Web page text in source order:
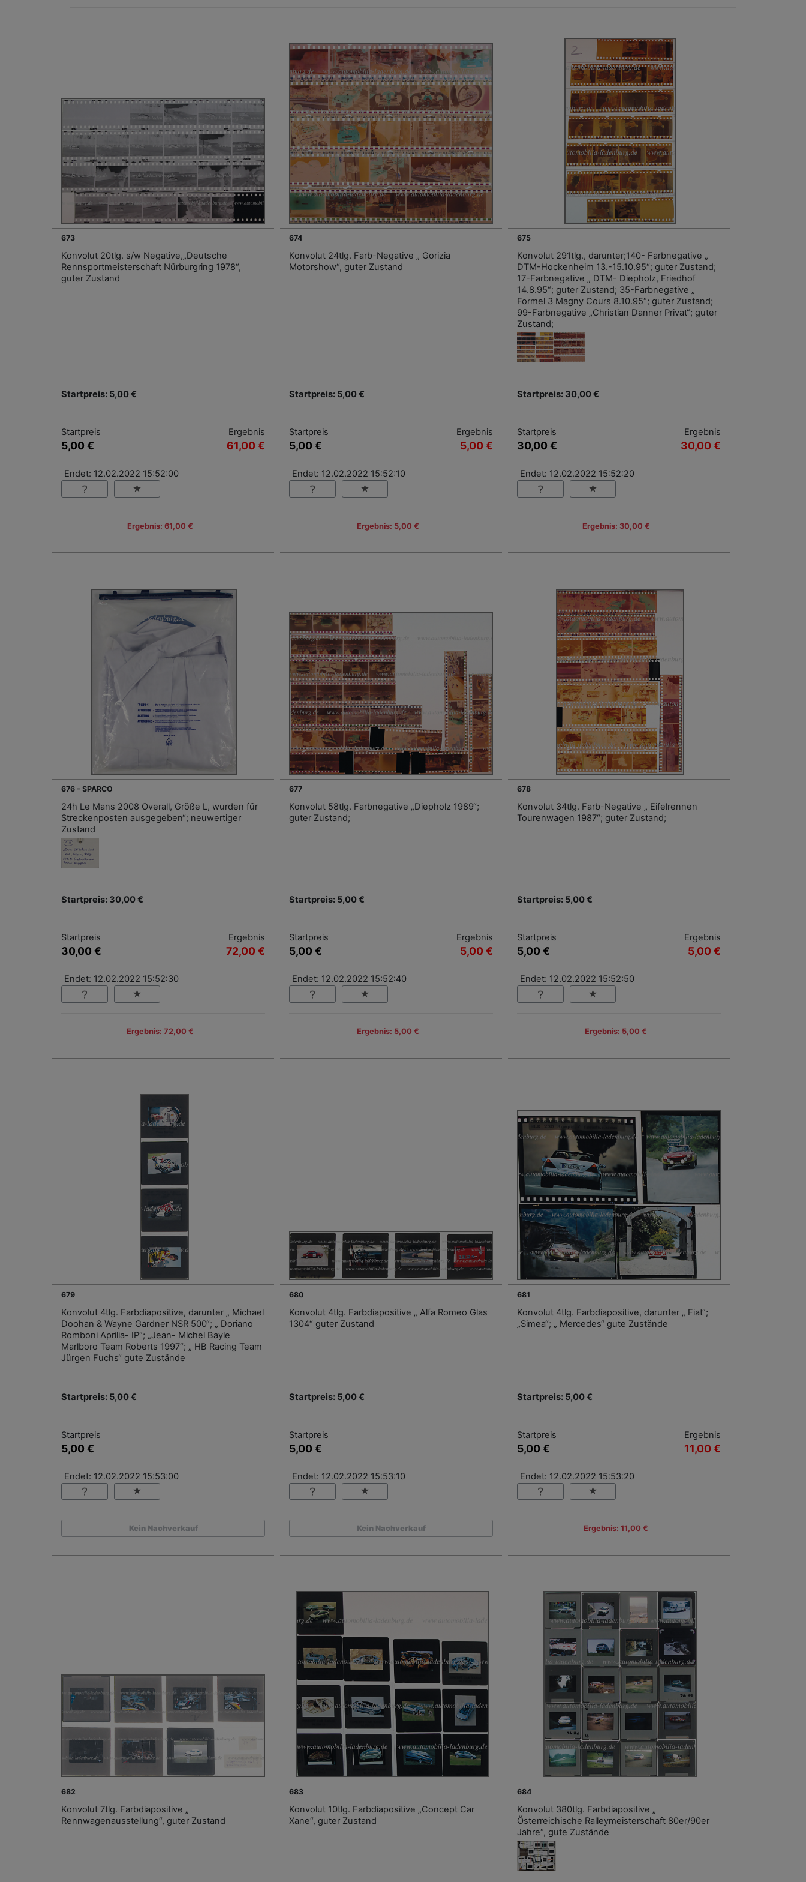
673
Konvolut 20tlg. s/w Negative,„Deutsche
Rennsportmeisterschaft Nürburgring 1978“,
guter Zustand
Startpreis: 5,00 €
Startpreis
5,00 €
Ergebnis
61,00 €
Endet: 12.02.2022 15:52:00
Ergebnis: 61,00 €
674
Konvolut 24tlg. Farb-Negative „ Gorizia
Motorshow“, guter Zustand
Startpreis: 5,00 €
Startpreis
5,00 €
Ergebnis
5,00 €
Endet: 12.02.2022 15:52:10
Ergebnis: 5,00 €
675
Konvolut 291tlg., darunter;140- Farbnegative „
DTM-Hockenheim 13.-15.10.95“; guter Zustand;
17-Farbnegative „ DTM- Diepholz, Friedhof
14.8.95“; guter Zustand; 35-Farbnegative „
Formel 3 Magny Cours 8.10.95“; guter Zustand;
99-Farbnegative „Christian Danner Privat“; guter
Zustand;
Startpreis: 30,00 €
Startpreis
30,00 €
Ergebnis
30,00 €
Endet: 12.02.2022 15:52:20
Ergebnis: 30,00 €
676 - SPARCO
24h Le Mans 2008 Overall, Größe L, wurden für
Streckenposten ausgegeben“; neuwertiger
Zustand
Startpreis: 30,00 €
Startpreis
30,00 €
Ergebnis
72,00 €
Endet: 12.02.2022 15:52:30
Ergebnis: 72,00 €
677
Konvolut 58tlg. Farbnegative „Diepholz 1989“;
guter Zustand;
Startpreis: 5,00 €
Startpreis
5,00 €
Ergebnis
5,00 €
Endet: 12.02.2022 15:52:40
Ergebnis: 5,00 €
678
Konvolut 34tlg. Farb-Negative „ Eifelrennen
Tourenwagen 1987“; guter Zustand;
Startpreis: 5,00 €
Startpreis
5,00 €
Ergebnis
5,00 €
Endet: 12.02.2022 15:52:50
Ergebnis: 5,00 €
679
Konvolut 4tlg. Farbdiapositive, darunter „ Michael
Doohan & Wayne Gardner NSR 500“; „ Doriano
Romboni Aprilia- IP“; „Jean- Michel Bayle
Marlboro Team Roberts 1997“; „ HB Racing Team
Jürgen Fuchs“ gute Zustände
Startpreis: 5,00 €
Startpreis
5,00 €
Endet: 12.02.2022 15:53:00
Kein Nachverkauf
680
Konvolut 4tlg. Farbdiapositive „ Alfa Romeo Glas
1304“ guter Zustand
Startpreis: 5,00 €
Startpreis
5,00 €
Endet: 12.02.2022 15:53:10
Kein Nachverkauf
681
Konvolut 4tlg. Farbdiapositive, darunter „ Fiat“;
„Simea“; „ Mercedes“ gute Zustände
Startpreis: 5,00 €
Startpreis
5,00 €
Ergebnis
11,00 €
Endet: 12.02.2022 15:53:20
Ergebnis: 11,00 €
682
Konvolut 7tlg. Farbdiapositive „
Rennwagenausstellung“, guter Zustand
683
Konvolut 10tlg. Farbdiapositive „Concept Car
Xane“, guter Zustand
684
Konvolut 380tlg. Farbdiapositive „
Österreichische Ralleymeisterschaft 80er/90er
Jahre“, gute Zustände